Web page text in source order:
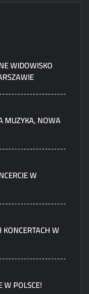
WIDOWISKO
MUZYKA, NOWA
W
W
W POLSCE!